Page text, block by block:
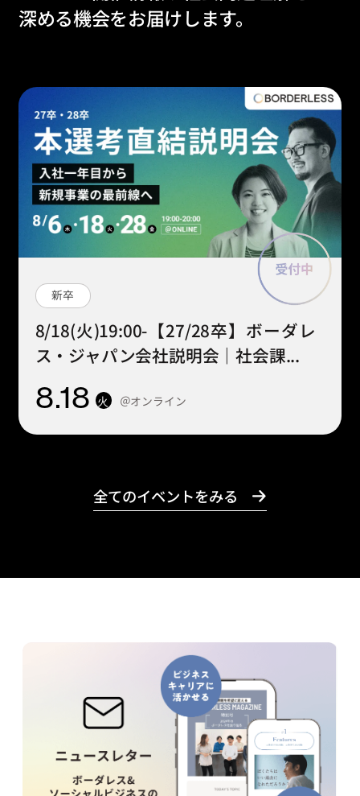
深める機会をお届けします。
新卒
8/18(火)19:00-【27/28卒】ボーダレ
ス・ジャパン会社説明会｜社会課...
8.18 火 ＠オンライン
全てのイベントをみる